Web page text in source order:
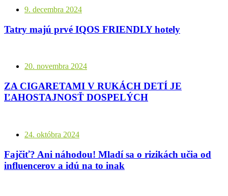
9. decembra 2024
Tatry majú prvé IQOS FRIENDLY hotely
20. novembra 2024
ZA CIGARETAMI V RUKÁCH DETÍ JE
ĽAHOSTAJNOSŤ DOSPELÝCH
24. októbra 2024
Fajčiť? Ani náhodou! Mladí sa o rizikách učia od
influencerov a idú na to inak